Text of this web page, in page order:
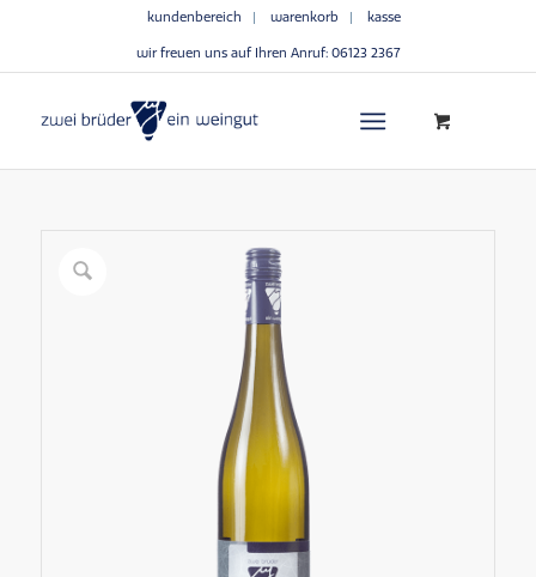
kundenbereich warenkorb kasse
wir freuen uns auf Ihren Anruf: 06123 2367